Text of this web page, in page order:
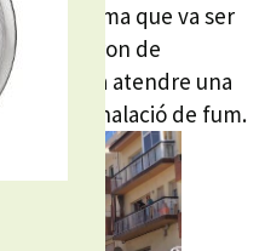
la víctima que va ser
Vall d’Ebron de
fonts es va atendre una
per inhalació de fum.